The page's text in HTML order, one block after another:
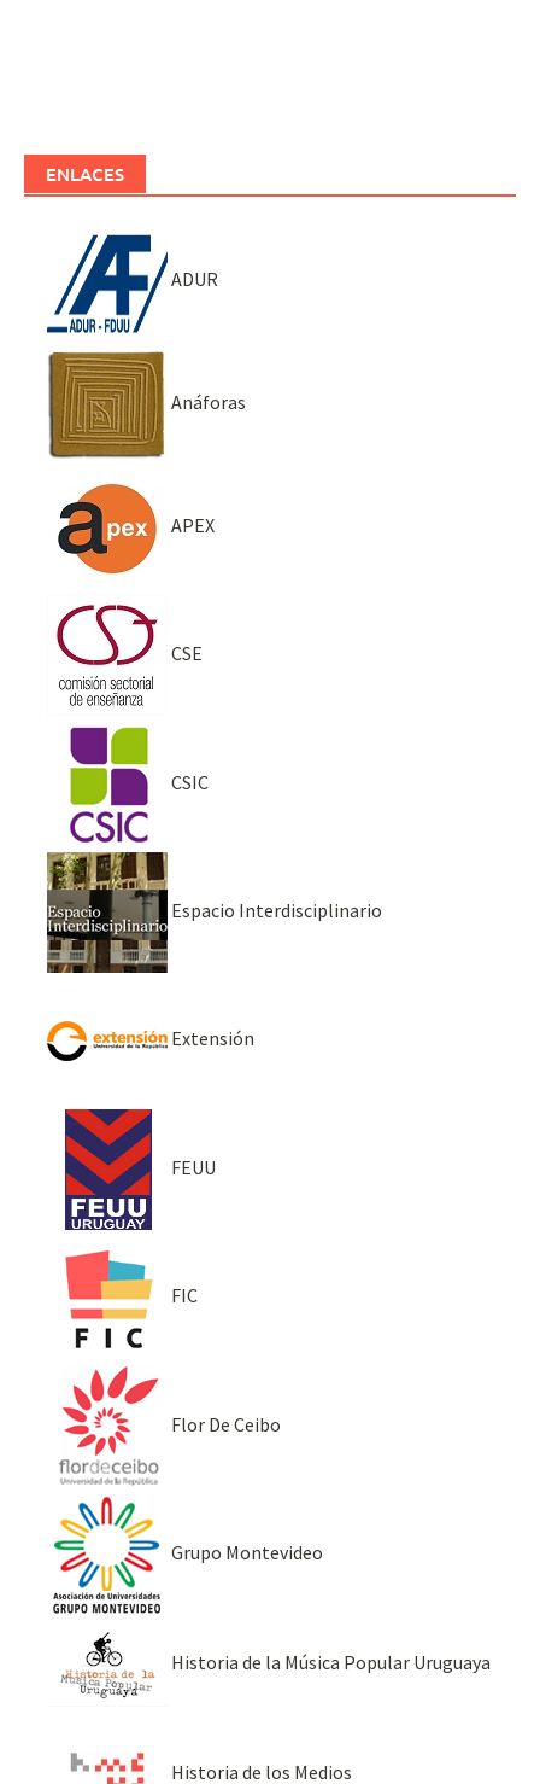
ENLACES
ADUR
Anáforas
APEX
CSE
CSIC
Espacio Interdisciplinario
Extensión
FEUU
FIC
Flor De Ceibo
Grupo Montevideo
Historia de la Música Popular Uruguaya
Historia de los Medios